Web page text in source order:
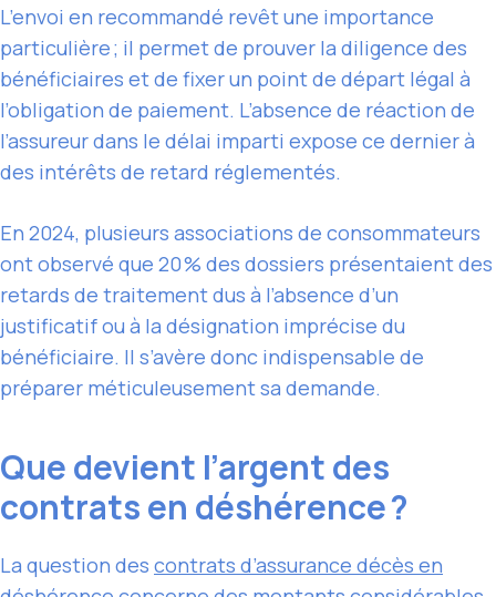
L’envoi en recommandé revêt une importance
particulière ; il permet de prouver la diligence des
bénéficiaires et de fixer un point de départ légal à
l’obligation de paiement. L’absence de réaction de
l’assureur dans le délai imparti expose ce dernier à
des intérêts de retard réglementés.
En 2024, plusieurs associations de consommateurs
ont observé que 20 % des dossiers présentaient des
retards de traitement dus à l’absence d’un
justificatif ou à la désignation imprécise du
bénéficiaire. Il s’avère donc indispensable de
préparer méticuleusement sa demande.
Que devient l’argent des
contrats en déshérence ?
La question des contrats d’assurance décès en